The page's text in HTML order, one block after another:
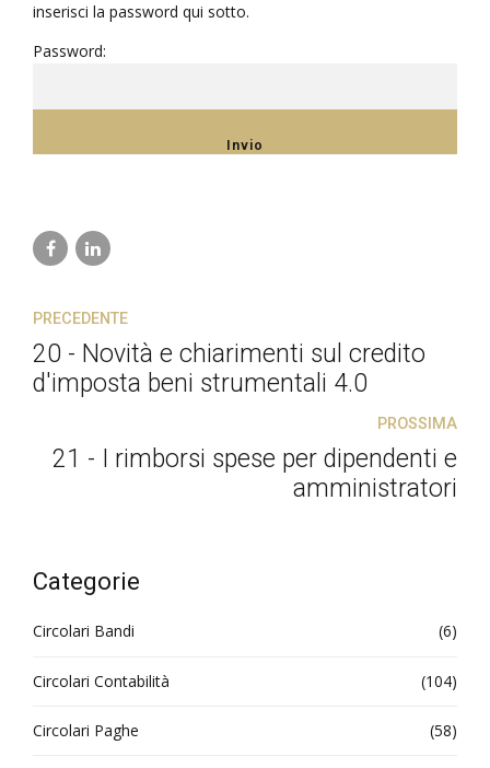
inserisci la password qui sotto.
Password:
PRECEDENTE
20 - Novità e chiarimenti sul credito
d'imposta beni strumentali 4.0
PROSSIMA
21 - I rimborsi spese per dipendenti e
amministratori
Categorie
Circolari Bandi (6)
Circolari Contabilità (104)
Circolari Paghe (58)